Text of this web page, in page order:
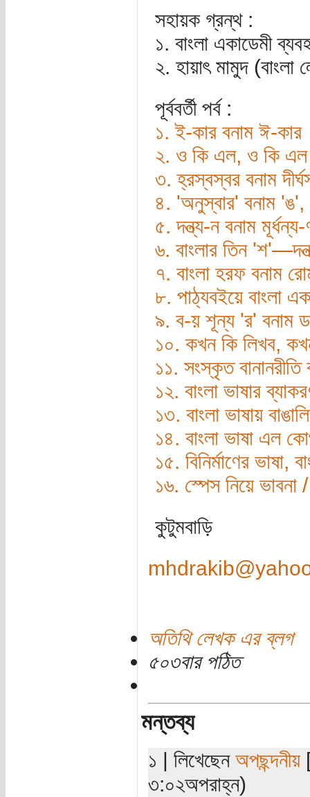
সহায়ক গ্রন্থ :
১. বাংলা একাডেমী
২. হায়াৎ মামুদ
পূর্ববর্তী পর্ব :
১. ই-কার বনাম ঈ-কার
২. ও কি এল, ও কি এল
৩. হ্রস্বস্বর বনাম
৪. 'অনুস্বার' বনাম 'ঙ',
৫. দন্ত্য-ন বনাম
৬. বাংলার তিন
৭. বাংলা হরফ বনাম
৮. পাঠ্যবইয়ে বাংলা
৯. ব-য় শূন্য 'র' বনাম
১০. কখন কি লিখব,
১১. সংস্কৃত বানানরীতি
১২. বাংলা ভাষার
১৩. বাংলা ভাষায়
১৪. বাংলা ভাষা এল
১৫. বিনির্মাণের ভাষা,
১৬. স্পেস নিয়ে
কুটুমবাড়ি
অতিথি লেখক এর ব্লগ
৫০৩বার পঠিত
মন্তব্য
১ | লিখেছেন অপছন্দনীয়
৩:০২অপরাহ্ন)